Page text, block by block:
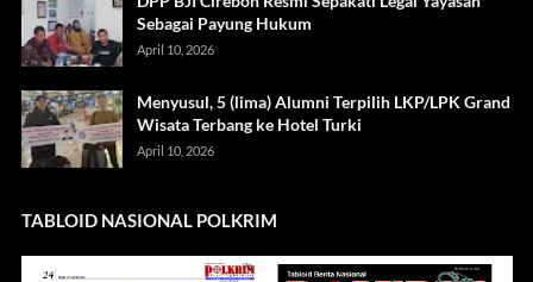
Sebagai Payung Hukum
April 10, 2026
Menyusul, 5 (lima) Alumni Terpilih LKP/LPK Grand
Wisata Terbang ke Hotel Turki
April 10, 2026
TABLOID NASIONAL POLKRIM